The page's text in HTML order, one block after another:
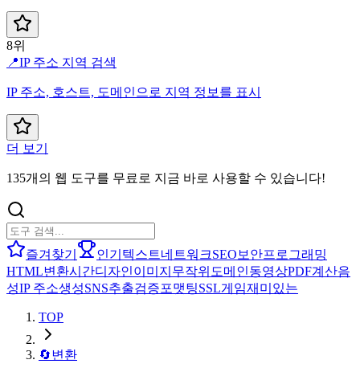
8위
📍IP 주소 지역 검색
IP 주소, 호스트, 도메인으로 지역 정보를 표시
더 보기
135개의 웹 도구를 무료로 지금 바로 사용할 수 있습니다!
즐겨찾기 인기 텍스트네트워크SEO 보안프로그래밍
HTML변환시간디자인이미지 무작위 도메인동영상PDF계산음
성IP 주소생성SNS추출검증포맷팅SSL게임재미있는
TOP
🔄변환